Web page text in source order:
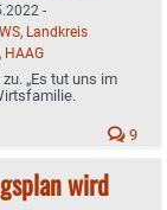
-
, Landkreis
, HAAG
„Es tut uns im
9
wird